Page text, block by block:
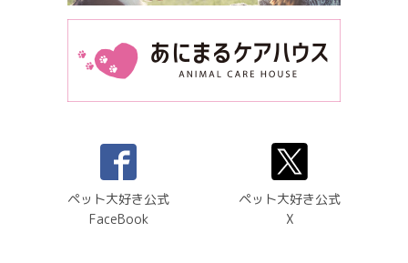
ペット大好き公式
FaceBook
ペット大好き公式
X